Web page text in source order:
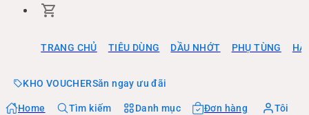
TRANG CHỦ TIÊU DÙNG DẦU NHỚT PHỤ TÙNG
KHO VOUCHERSăn ngay ưu đãi
Home Tìm kiếm Danh mục Đơn hàng Tôi